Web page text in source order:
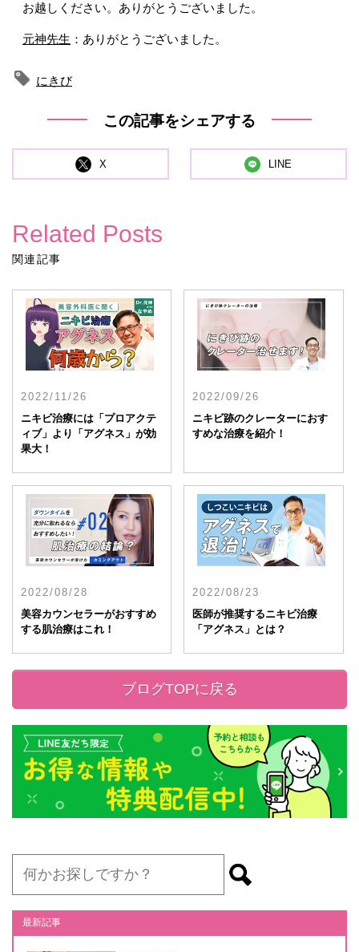
お越しください。ありがとうございました。
元神先生 ：ありがとうございました。
にきび
この記事をシェアする
X LINE
Related Posts
関連記事
2022/11/26
ニキビ治療には「プロアクテ
ィブ」より「アグネス」が効
果大！
2022/09/26
ニキビ跡のクレーターにおす
すめな治療を紹介！
2022/08/28
美容カウンセラーがおすすめ
する肌治療はこれ！
2022/08/23
医師が推奨するニキビ治療
「アグネス」とは？
ブログTOPに戻る
最新記事